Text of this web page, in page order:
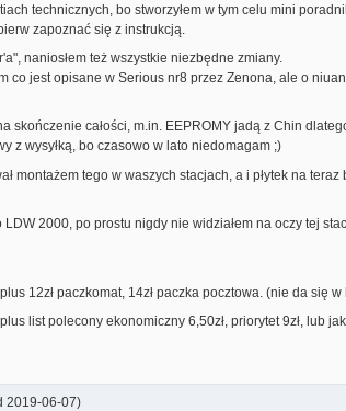
technicznych, bo stworzyłem w tym celu mini
zapoznać się z instrukcją.
naniosłem też wszystkie niezbędne zmiany.
co jest opisane w Serious nr8 przez Zenona, ale o
skończenie całości, m.in. EEPROMY jadą z Chin
z wysyłką, bo czasowo w lato niedomagam ;)
montażem tego w waszych stacjach, a i płytek na
2000, po prostu nigdy nie widziałem na oczy tej
12zł paczkomat, 14zł paczka pocztowa. (nie da się w
list polecony ekonomiczny 6,50zł, priorytet 9zł, lub
2019-06-07)